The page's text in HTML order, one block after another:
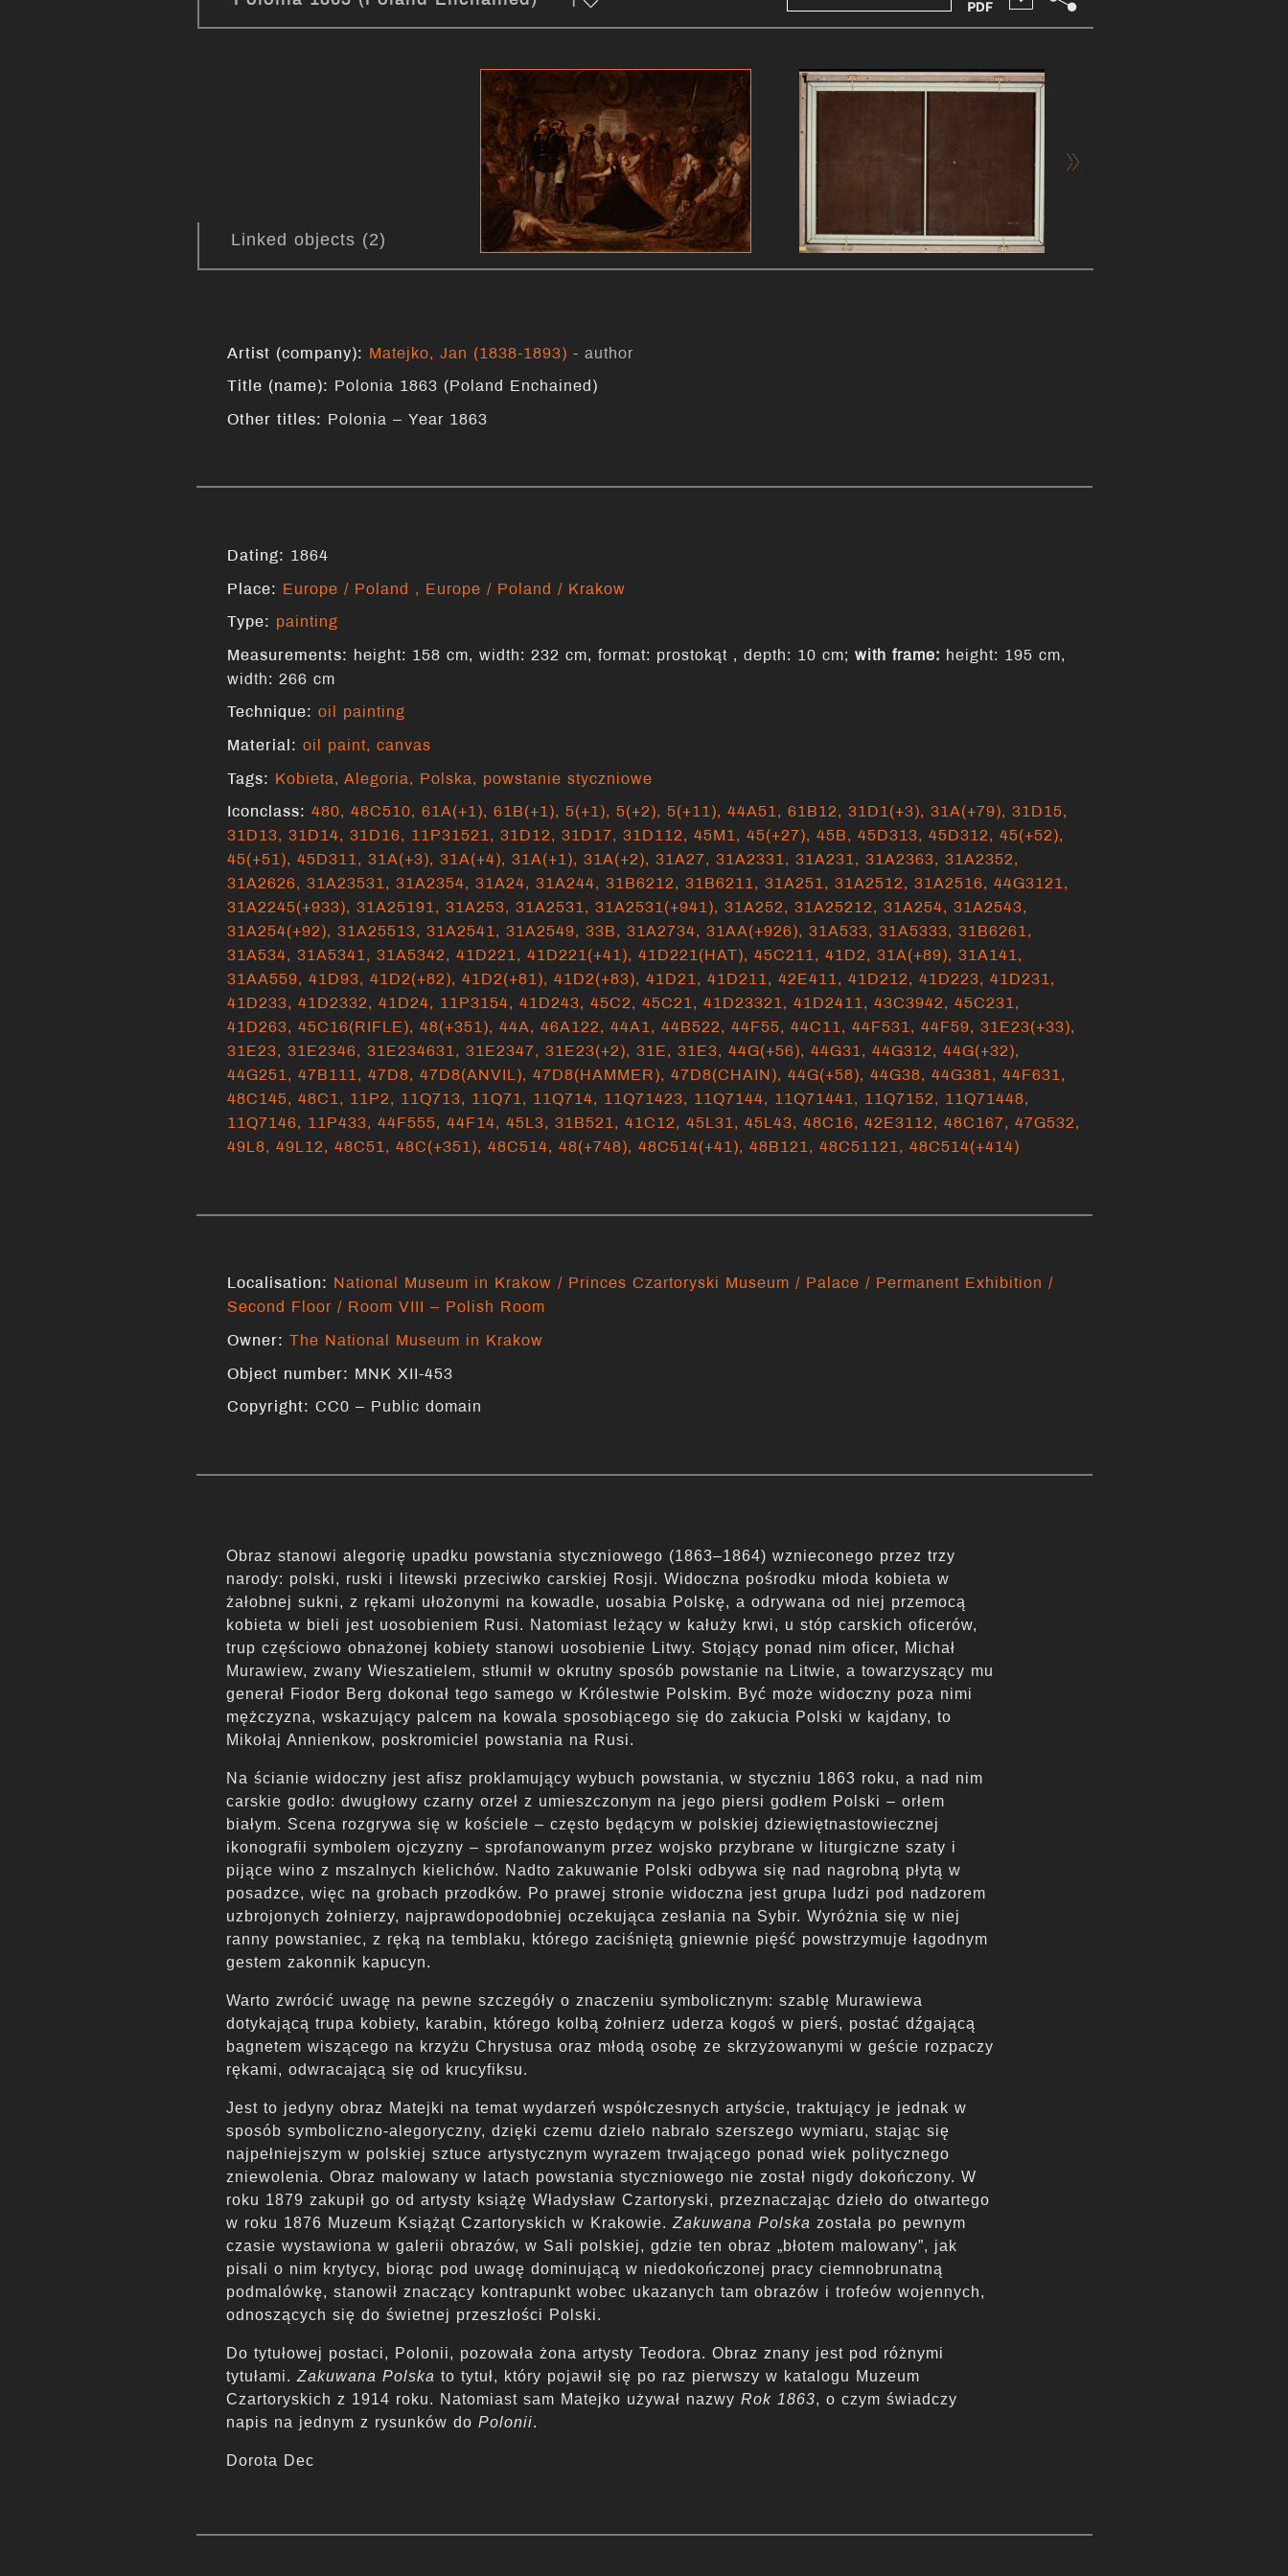
Linked objects (2)
Artist (company):Matejko, Jan (1838-1893)- author
Title (name): Polonia 1863 (Poland Enchained)
Other titles: Polonia – Year 1863
Dating: 1864
Place: Europe / Poland , Europe / Poland / Krakow
Type: painting
Measurements: height: 158 cm, width: 232 cm, format: prostokąt ‏‏‎, depth: 10 cm;with frame: height: 195 cm,
width: 266 cm
Technique:oil painting
Material:oil paint,canvas
Tags: Kobieta,Alegoria, Polska, powstanie styczniowe
Iconclass:480,48C510,61A(+1),61B(+1),5(+1),5(+2),5(+11),44A51,61B12,31D1(+3),31A(+79),31D15,
31D13,31D14,31D16, 11P31521,31D12,31D17,31D112,45M1,45(+27),45B,45D313,45D312,45(+52),
45(+51),45D311,31A(+3),31A(+4),31A(+1),31A(+2),31A27,31A2331,31A231,31A2363,31A2352,
31A2626,31A23531,31A2354,31A24,31A244,31B6212,31B6211,31A251,31A2512,31A2516,44G3121,
31A2245(+933),31A25191,31A253,31A2531,31A2531(+941),31A252,31A25212,31A254,31A2543,
31A254(+92),31A25513,31A2541,31A2549,33B,31A2734,31AA(+926),31A533,31A5333,31B6261,
31A534,31A5341,31A5342,41D221,41D221(+41),41D221(HAT),45C211,41D2,31A(+89),31A141,
31AA559,41D93,41D2(+82),41D2(+81),41D2(+83),41D21,41D211,42E411,41D212,41D223,41D231,
41D233,41D2332,41D24, 11P3154,41D243,45C2,45C21,41D23321,41D2411,43C3942,45C231,
41D263,45C16(RIFLE),48(+351),44A,46A122,44A1,44B522,44F55,44C11,44F531,44F59,31E23(+33),
31E23,31E2346,31E234631,31E2347,31E23(+2),31E,31E3,44G(+56),44G31,44G312,44G(+32),
44G251,47B111,47D8,47D8(ANVIL),47D8(HAMMER),47D8(CHAIN),44G(+58),44G38,44G381,44F631,
48C145,48C1, 11P2, 11Q713, 11Q71, 11Q714, 11Q71423, 11Q7144, 11Q71441, 11Q7152, 11Q71448,
11Q7146, 11P433,44F555,44F14,45L3,31B521,41C12,45L31,45L43,48C16,42E3112,48C167,47G532,
49L8,49L12,48C51,48C(+351),48C514,48(+748),48C514(+41),48B121,48C51121,48C514(+414)
Localisation: National Museum in Krakow / Princes Czartoryski Museum / Palace / Permanent Exhibition /
Second Floor / Room VIII – Polish Room
Owner:The National Museum in Krakow
Object number: MNK XII-453
Copyright:CC0 – Public domain
Obraz stanowi alegorię upadku powstania styczniowego (1863–1864) wznieconego przez trzy
narody: polski, ruski i litewski przeciwko carskiej Rosji. Widoczna pośrodku młoda kobieta w
żałobnej sukni, z rękami ułożonymi na kowadle, uosabia Polskę, a odrywana od niej przemocą
kobieta w bieli jest uosobieniem Rusi. Natomiast leżący w kałuży krwi, u stóp carskich oficerów,
trup częściowo obnażonej kobiety stanowi uosobienie Litwy. Stojący ponad nim oficer, Michał
Murawiew, zwany Wieszatielem, stłumił w okrutny sposób powstanie na Litwie, a towarzyszący mu
generał Fiodor Berg dokonał tego samego w Królestwie Polskim. Być może widoczny poza nimi
mężczyzna, wskazujący palcem na kowala sposobiącego się do zakucia Polski w kajdany, to
Mikołaj Annienkow, poskromiciel powstania na Rusi.
Na ścianie widoczny jest afisz proklamujący wybuch powstania, w styczniu 1863 roku, a nad nim
carskie godło: dwugłowy czarny orzeł z umieszczonym na jego piersi godłem Polski – orłem
białym. Scena rozgrywa się w kościele – często będącym w polskiej dziewiętnastowiecznej
ikonografii symbolem ojczyzny – sprofanowanym przez wojsko przybrane w liturgiczne szaty i
pijące wino z mszalnych kielichów. Nadto zakuwanie Polski odbywa się nad nagrobną płytą w
posadzce, więc na grobach przodków. Po prawej stronie widoczna jest grupa ludzi pod nadzorem
uzbrojonych żołnierzy, najprawdopodobniej oczekująca zesłania na Sybir. Wyróżnia się w niej
ranny powstaniec, z ręką na temblaku, którego zaciśniętą gniewnie pięść powstrzymuje łagodnym
gestem zakonnik kapucyn.
Warto zwrócić uwagę na pewne szczegóły o znaczeniu symbolicznym: szablę Murawiewa
dotykającą trupa kobiety, karabin, którego kolbą żołnierz uderza kogoś w pierś, postać dźgającą
bagnetem wiszącego na krzyżu Chrystusa oraz młodą osobę ze skrzyżowanymi w geście rozpaczy
rękami, odwracającą się od krucyfiksu.
Jest to jedyny obraz Matejki na temat wydarzeń współczesnych artyście, traktujący je jednak w
sposób symboliczno-alegoryczny, dzięki czemu dzieło nabrało szerszego wymiaru, stając się
najpełniejszym w polskiej sztuce artystycznym wyrazem trwającego ponad wiek politycznego
zniewolenia. Obraz malowany w latach powstania styczniowego nie został nigdy dokończony. W
roku 1879 zakupił go od artysty książę Władysław Czartoryski, przeznaczając dzieło do otwartego
w roku 1876 Muzeum Książąt Czartoryskich w Krakowie.Zakuwana Polska została po pewnym
czasie wystawiona w galerii obrazów, w Sali polskiej, gdzie ten obraz „błotem malowany”, jak
pisali o nim krytycy, biorąc pod uwagę dominującą w niedokończonej pracy ciemnobrunatną
podmalówkę, stanowił znaczący kontrapunkt wobec ukazanych tam obrazów i trofeów wojennych,
odnoszących się do świetnej przeszłości Polski.
Do tytułowej postaci, Polonii, pozowała żona artysty Teodora. Obraz znany jest pod różnymi
tytułami.Zakuwana Polska to tytuł, który pojawił się po raz pierwszy w katalogu Muzeum
Czartoryskich z 1914 roku. Natomiast sam Matejko używał nazwyRok 1863, o czym świadczy
napis na jednym z rysunków doPolonii.
Dorota Dec